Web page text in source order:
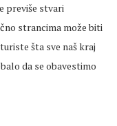
previše stvari
strancima može biti
šta sve naš kraj
da se obavestimo